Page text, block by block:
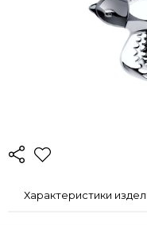
Характеристики